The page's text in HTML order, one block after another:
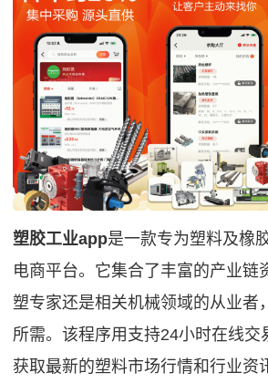
塑胶工业app是一款专为塑料及橡
电商平台。它集合了丰富的产业链
塑专家还是相关机械领域的从业者
所需。该程序用支持24小时在线交
获取最新的塑料市场行情和行业资